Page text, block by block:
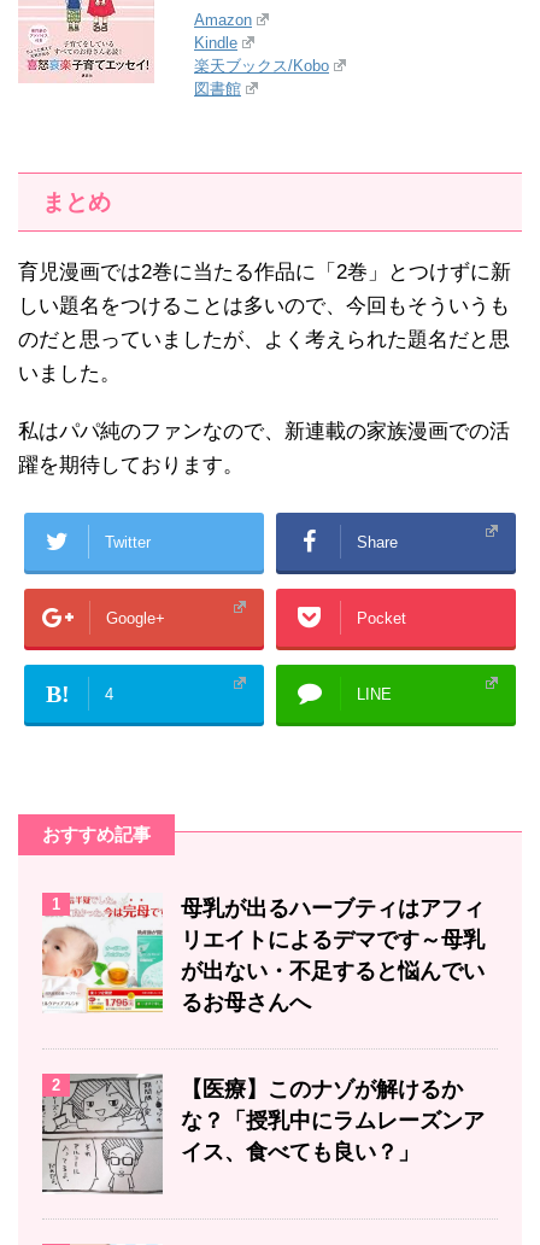
Amazon
Kindle
楽天ブックス/Kobo
図書館
まとめ
育児漫画では2巻に当たる作品に「2巻」とつけずに新
しい題名をつけることは多いので、今回もそういうも
のだと思っていましたが、よく考えられた題名だと思
いました。
私はパパ純のファンなので、新連載の家族漫画での活
躍を期待しております。
Twitter Share
Google+ Pocket
B! 4 LINE
おすすめ記事
1
母乳が出るハーブティはアフィ
リエイトによるデマです～母乳
が出ない・不足すると悩んでい
るお母さんへ
2
【医療】このナゾが解けるか
な？「授乳中にラムレーズンア
イス、食べても良い？」